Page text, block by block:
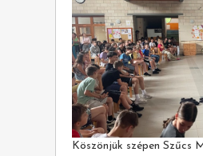
Köszönjük szépen Szűcs